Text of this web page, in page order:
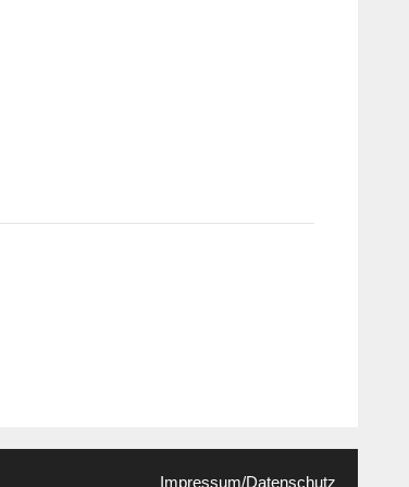
Impressum/Datenschutz